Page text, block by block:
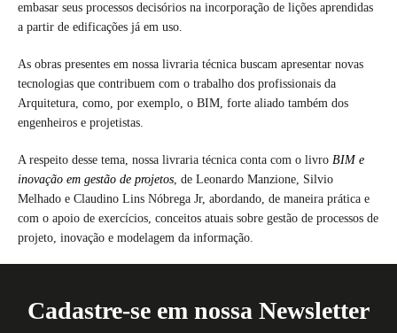
embasar seus processos decisórios na incorporação de lições aprendidas
a partir de edificações já em uso.
As obras presentes em nossa livraria técnica buscam apresentar novas
tecnologias que contribuem com o trabalho dos profissionais da
Arquitetura, como, por exemplo, o BIM, forte aliado também dos
engenheiros e projetistas.
A respeito desse tema, nossa livraria técnica conta com o livro BIM e
inovação em gestão de projetos, de Leonardo Manzione, Silvio
Melhado e Claudino Lins Nóbrega Jr, abordando, de maneira prática e
com o apoio de exercícios, conceitos atuais sobre gestão de processos de
projeto, inovação e modelagem da informação.
Cadastre-se em nossa Newsletter